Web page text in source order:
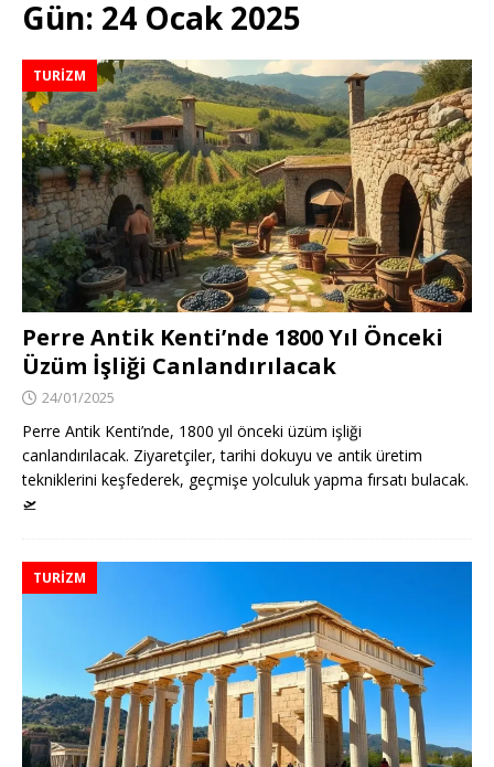
Gün: 24 Ocak 2025
TURIZM
Perre Antik Kenti’nde 1800 Yıl Önceki
Üzüm İşliği Canlandırılacak
24/01/2025
Perre Antik Kenti’nde, 1800 yıl önceki üzüm işliği
canlandırılacak. Ziyaretçiler, tarihi dokuyu ve antik üretim
tekniklerini keşfederek, geçmişe yolculuk yapma fırsatı bulacak.
🛫
TURIZM